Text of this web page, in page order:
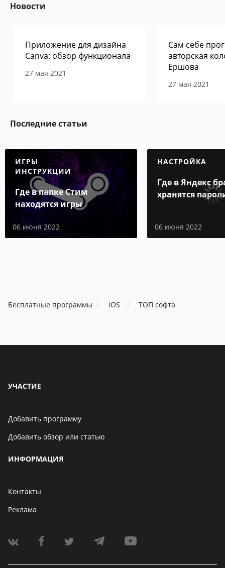
Новости
Приложение для дизайна
Canva: обзор функционала
27 мая 2021
Сам себе
авторская
Ершова
27 мая 2021
Последние статьи
ИГРЫ
ИНСТРУКЦИИ
Где в папке Стим
находятся игры
06 июня 2022
НАСТРОЙКА
Где в Яндекс
хранятся
06 июня 2022
Бесплатные программы iOS ТОП софта
УЧАСТИЕ
Добавить программу
Добавить обзор или статью
ИНФОРМАЦИЯ
Контакты
Реклама